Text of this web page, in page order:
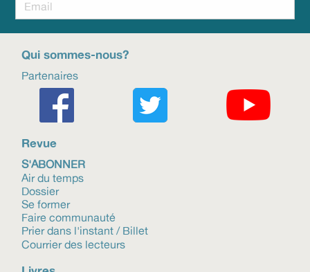
Qui sommes-nous?
Partenaires
Revue
S'ABONNER
Air du temps
Dossier
Se former
Faire communauté
Prier dans l'instant / Billet
Courrier des lecteurs